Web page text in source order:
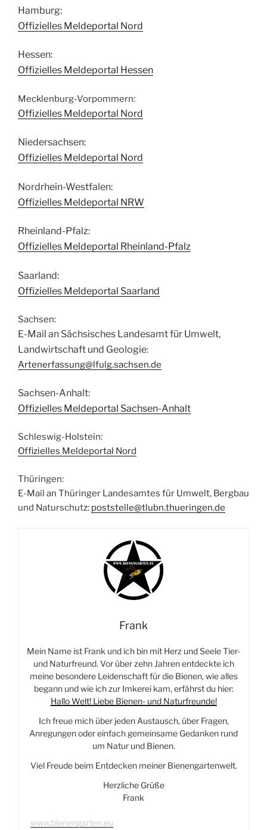
Hamburg:
Offizielles Meldeportal Nord
Hessen:
Offizielles Meldeportal Hessen
Mecklenburg-Vorpommern:
Offizielles Meldeportal Nord
Niedersachsen:
Offizielles Meldeportal Nord
Nordrhein-Westfalen:
Offizielles Meldeportal NRW
Rheinland-Pfalz:
Offizielles Meldeportal Rheinland-Pfalz
Saarland:
Offizielles Meldeportal Saarland
Sachsen:
E-Mail an Sächsisches Landesamt für Umwelt,
Landwirtschaft und Geologie:
Artenerfassung@lfulg.sachsen.de
Sachsen-Anhalt:
Offizielles Meldeportal Sachsen-Anhalt
Schleswig-Holstein:
Offizielles Meldeportal Nord
Thüringen:
E-Mail an Thüringer Landesamtes für Umwelt, Bergbau
und Naturschutz: poststelle@tlubn.thueringen.de
Frank
Mein Name ist Frank und ich bin mit Herz und Seele Tier-
und Naturfreund. Vor über zehn Jahren entdeckte ich
meine besondere Leidenschaft für die Bienen, wie alles
begann und wie ich zur Imkerei kam, erfährst du hier:
Hallo Welt! Liebe Bienen- und Naturfreunde!
Ich freue mich über jeden Austausch, über Fragen,
Anregungen oder einfach gemeinsame Gedanken rund
um Natur und Bienen.
Viel Freude beim Entdecken meiner Bienengartenwelt.
Herzliche Grüße
Frank
www.bienengarten.eu